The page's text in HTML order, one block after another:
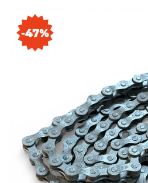
Onderhoud
Onderdelen KORTING
-47%